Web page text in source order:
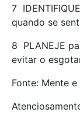
7 
quando se
8  PLANEJE
evitar o
Fonte: Mente